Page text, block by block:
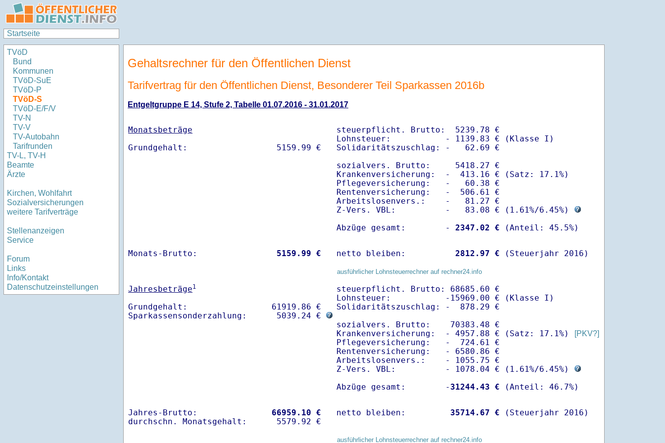
Startseite
TVöD
Bund
Kommunen
TVöD-SuE
TVöD-P
TVöD-S
TVöD-E/F/V
TV-N
TV-V
TV-Autobahn
Tarifrunden
TV-L, TV-H
Beamte
Ärzte
Kirchen, Wohlfahrt
Sozialversicherungen
weitere Tarifverträge
Stellenanzeigen
Service
Forum
Links
Info/Kontakt
Datenschutzeinstellungen
Gehaltsrechner für den Öffentlichen Dienst
Tarifvertrag für den Öffentlichen Dienst, Besonderer Teil Sparkassen 2016b
Entgeltgruppe E 14, Stufe 2, Tabelle 01.07.2016 - 31.01.2017
Monatsbeträge
steuerpflicht. Brutto:  5239.78 €
Lohnsteuer:           - 1139.83 € (Klasse I)
Solidaritätszuschlag: -   62.69 €
sozialvers. Brutto:     5418.27 €
Krankenversicherung:  -  413.16 € (Satz: 17.1%)
Pflegeversicherung:   -   60.38 €
Rentenversicherung:   -  506.61 €
Arbeitslosenvers.:    -   81.27 €
Z-Vers. VBL:          -   83.08 € ( 1.61%/6.45%)
Abzüge gesamt:        -
2347.02 €
Monats-Brutto: 5159.99 € netto bleiben: 2812.97 € (Steuerjahr 2016)
ausführlicher Lohnsteuerrechner auf rechner24.info
Jahresbeträge1
Grundgehalt:                 61919.86 €
Sparkassensonderzahlung:      5039.24 €
steuerpflicht. Brutto: 68685.60 €
Lohnsteuer:           -15969.00 € (Klasse I)
Solidaritätszuschlag: -  878.29 €
sozialvers. Brutto:    70383.48 €
Krankenversicherung:  - 4957.88 € (Satz: 17.1%)
[PKV?]
Pflegeversicherung:   -  724.61 €
Rentenversicherung:   - 6580.86 €
Arbeitslosenvers.:    - 1055.75 €
Z-Vers. VBL:          - 1078.04 € ( 1.61%/6.45%)
Abzüge gesamt:        - 31244.43 €
Jahres-Brutto: 66959.10 €
netto bleiben: 35714.67 € (Steuerjahr 2016)
ausführlicher Lohnsteuerrechner auf rechner24.info